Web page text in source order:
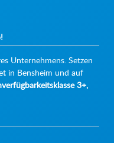
Unternehmens. Setzen
in Bensheim und auf
3+,